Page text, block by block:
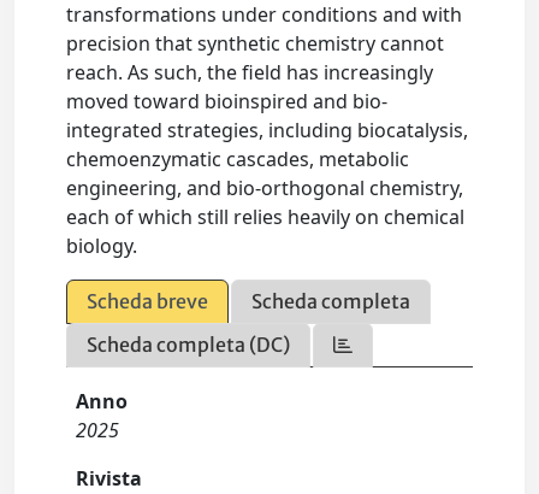
transformations under conditions and with
precision that synthetic chemistry cannot
reach. As such, the field has increasingly
moved toward bioinspired and bio-
integrated strategies, including biocatalysis,
chemoenzymatic cascades, metabolic
engineering, and bio-orthogonal chemistry,
each of which still relies heavily on chemical
biology.
Scheda breve
Scheda completa
Scheda completa (DC)
Anno
2025
Rivista